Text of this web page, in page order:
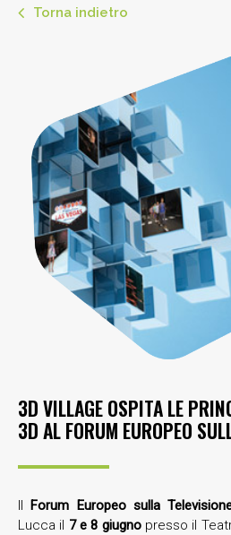
Torna indietro
3D VILLAGE OSPITA LE
3D AL FORUM EUROPEO
IlForum Europeo sulla
Lucca il 7 e 8 giugnopresso il